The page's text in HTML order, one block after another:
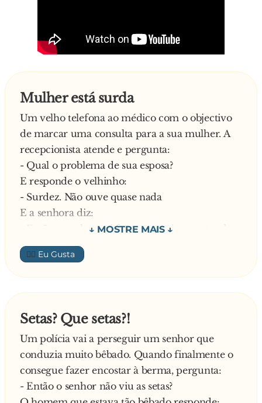
Não acreditando o primo:
E explica o alentejano:
- Foi foi… Estávamos no ribeiro nadando nus,
quando me cheguei por trás, encostei-me a ela e
perguntei: Posso? Ela virou-se e disse: “Aí Pode!”.
É bom demais primo! Agora, se tem marca ou
não, não sei… nós aqui no Alentejo chamamos-
lhe de cú!
Mulher está surda
Um velho telefona ao médico com o objectivo
de marcar uma consulta para a sua mulher. A
recepcionista atende e pergunta:
- Qual o problema de sua esposa?
E responde o velhinho:
- Surdez. Não ouve quase nada
E a senhora diz:
- Então o senhor vai fazer o seguinte: antes de
trazê-la cá, faz um teste para facilitar o
diagnóstico do médico. Sem que ela o esteja a
ver, o senhor a certa distância falará em tom
normal, até que perceba a que distância ela
médico a que distância o senhor estava quando
ela o ouviu. Percebeu?
E o velhinho:
- Está certo.
À noite, quando a mulher estava preparando o
👍🏼
Setas? Que setas?!
Um polícia vai a perseguir um senhor que
conduzia muito bêbado. Quando finalmente o
consegue fazer encostar à berma, pergunta:
- Então o senhor não viu as setas?